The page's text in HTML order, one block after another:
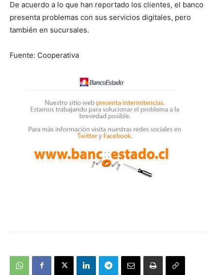
De acuerdo a lo que han reportado los clientes, el banco
presenta problemas con sus servicios digitales, pero
también en sucursales.
Fuente: Cooperativa